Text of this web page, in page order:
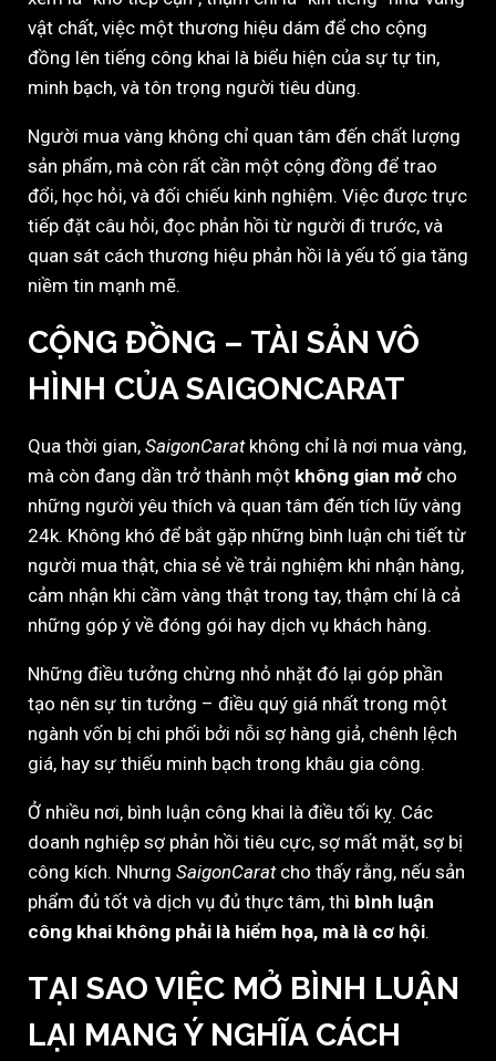
vật chất, việc một thương hiệu dám để cho cộng
đồng lên tiếng công khai là biểu hiện của sự tự tin,
minh bạch, và tôn trọng người tiêu dùng.
Người mua vàng không chỉ quan tâm đến chất lượng
sản phẩm, mà còn rất cần một cộng đồng để trao
đổi, học hỏi, và đối chiếu kinh nghiệm. Việc được trực
tiếp đặt câu hỏi, đọc phản hồi từ người đi trước, và
quan sát cách thương hiệu phản hồi là yếu tố gia tăng
niềm tin mạnh mẽ.
CỘNG ĐỒNG – TÀI SẢN VÔ
HÌNH CỦA SAIGONCARAT
Qua thời gian, SaigonCaratkhông chỉ là nơi mua vàng,
mà còn đang dần trở thành một không gian mở cho
những người yêu thích và quan tâm đến tích lũy vàng
24k. Không khó để bắt gặp những bình luận chi tiết từ
người mua thật, chia sẻ về trải nghiệm khi nhận hàng,
cảm nhận khi cầm vàng thật trong tay, thậm chí là cả
những góp ý về đóng gói hay dịch vụ khách hàng.
Những điều tưởng chừng nhỏ nhặt đó lại góp phần
tạo nên sự tin tưởng – điều quý giá nhất trong một
ngành vốn bị chi phối bởi nỗi sợ hàng giả, chênh lệch
giá, hay sự thiếu minh bạch trong khâu gia công.
Ở nhiều nơi, bình luận công khai là điều tối kỵ. Các
doanh nghiệp sợ phản hồi tiêu cực, sợ mất mặt, sợ bị
công kích. Nhưng SaigonCaratcho thấy rằng, nếu sản
phẩm đủ tốt và dịch vụ đủ thực tâm, thì bình luận
công khai không phải là hiểm họa, mà là cơ hội.
TẠI SAO VIỆC MỞ BÌNH LUẬN
LẠI MANG Ý NGHĨA CÁCH